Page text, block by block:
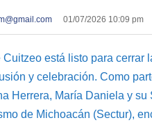
01/07/2026 10:09 pm
está listo para
y celebración. Como
Herrera, María Daniela y
de Michoacán (Sectur),